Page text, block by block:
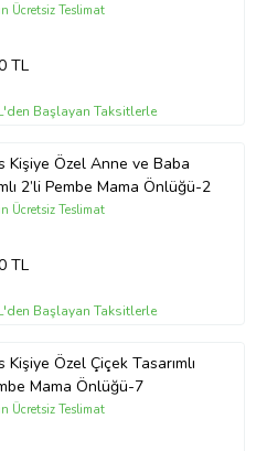
Ücretsiz Teslimat
TL
Başlayan Taksitlerle
Kişiye Özel Anne ve Baba
2’li Pembe Mama Önlüğü-2
Ücretsiz Teslimat
TL
Başlayan Taksitlerle
Kişiye Özel Çiçek Tasarımlı
Mama Önlüğü-7
Ücretsiz Teslimat